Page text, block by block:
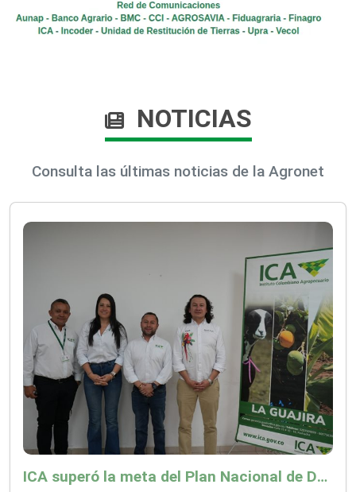
NOTICIAS
Consulta las últimas noticias de la Agronet
ICA superó la meta del Plan Nacional de Desarrollo y abrió 61 mercados internacionales